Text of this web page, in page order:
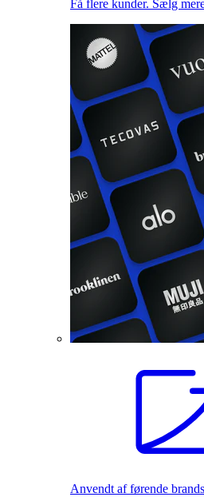
Få flere kunder. Sælg
Anvendt af førende brands